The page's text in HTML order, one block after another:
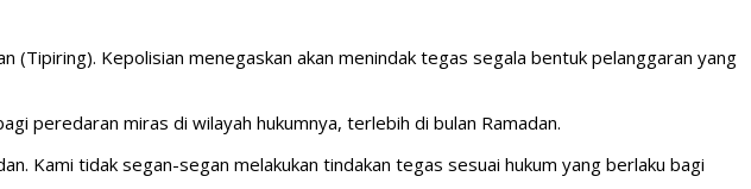
Kepolisian menegaskan akan menindak tegas segala bentuk pelanggaran yang
peredaran miras di wilayah hukumnya, terlebih di bulan Ramadan.
Kami tidak segan-segan melakukan tindakan tegas sesuai hukum yang berlaku bagi